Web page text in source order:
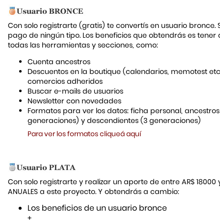
Con solo registrarte (gratis) te convertís en usuario bronce.
pago de ningún tipo. Los beneficios que obtendrás es tener
todas las herramientas y secciones, como:
Cuenta ancestros
Descuentos en la boutique (calendarios, memotest
comercios adheridos
Buscar e-mails de usuarios
Newsletter con novedades
Formatos para ver los datos: ficha personal,
generaciones) y descendientes (3 generaciones)
Para ver los formatos cliqueá aquí
Con solo registrarte y realizar un aporte de entre AR$ 18000
ANUALES a este proyecto. Y obtendrás a cambio:
Los beneficios de un usuario bronce